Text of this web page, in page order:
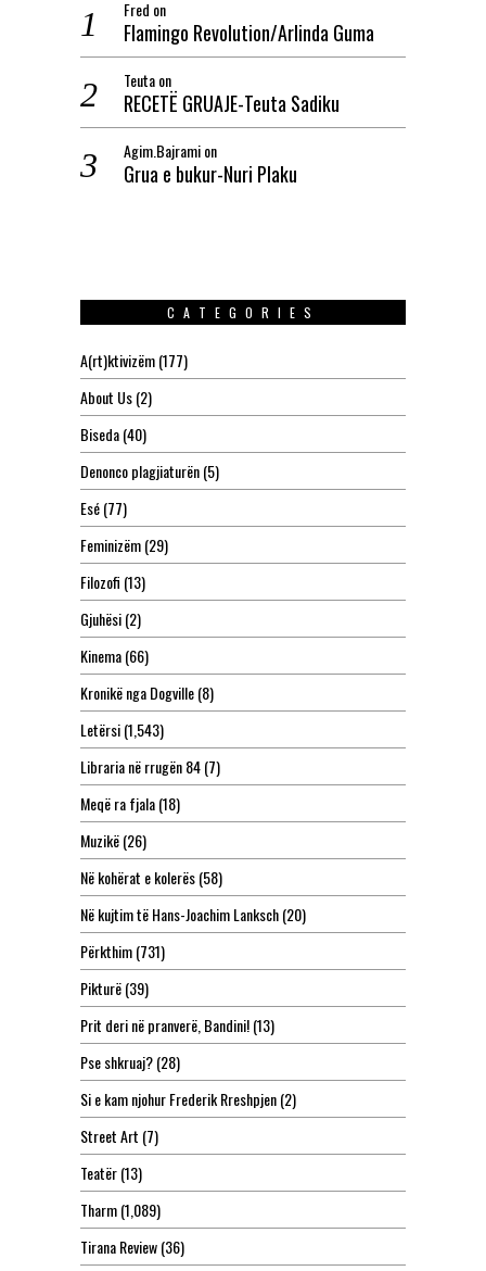
Fred on
Flamingo Revolution/Arlinda Guma
Teutaon
RECETË GRUAJE-Teuta Sadiku
Agim.Bajramion
Grua e bukur-Nuri Plaku
CATEGORIES
A(rt)ktivizëm(177)
About Us(2)
Biseda(40)
Denonco plagjiaturën(5)
Esé(77)
Feminizëm(29)
Filozofi (13)
Gjuhësi(2)
Kinema(66)
Kronikë nga Dogville(8)
Letërsi(1,543)
Libraria në rrugën 84(7)
Meqë ra fjala(18)
Muzikë(26)
Në kohërat e kolerës(58)
Në kujtim të Hans-Joachim Lanksch(20)
Përkthim(731)
Pikturë(39)
Prit deri në pranverë, Bandini!(13)
Pse shkruaj?(28)
Si e kam njohur Frederik Rreshpjen(2)
Street Art (7)
Teatër(13)
Tharm(1,089)
Tirana Review(36)